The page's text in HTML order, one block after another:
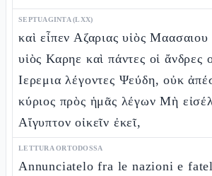
SEPTUAGINTA (LXX)
καὶ εἶπεν Αζαριας υἱὸς
υἱὸς Καρηε καὶ πάντες οἱ ἄνδρες
Ιερεμια λέγοντες Ψεύδη, οὐκ
κύριος πρὸς ἡμᾶς λέγων Μὴ
Αἴγυπτον οἰκεῖν ἐκεῖ,
LETTURA ORTODOSSA
Annunciatelo fra le nazioni e